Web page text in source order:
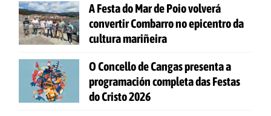
A Festa do Mar de Poio volverá
convertir Combarro no epicentro da
cultura mariñeira
O Concello de Cangas presenta a
programación completa das Festas
do Cristo 2026